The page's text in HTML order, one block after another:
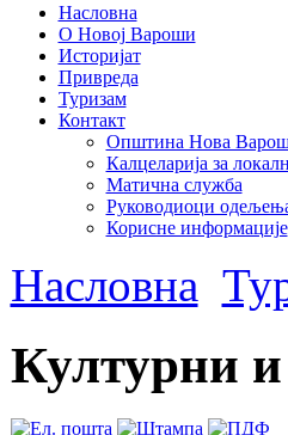
Насловна
О Новој Вароши
Историјат
Привреда
Туризам
Контакт
Општина Нова
Калцеларија за
Матична служба
Руководиоци
Корисне информације
Насловна
Културни